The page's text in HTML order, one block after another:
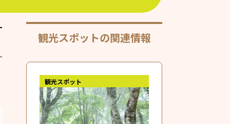
観光スポットの関連情報
観光スポット